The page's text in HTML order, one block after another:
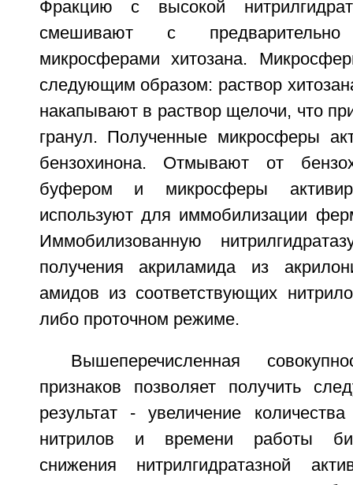
Фракцию с высокой
смешивают с предварительно
микросферами хитозана.
следующим образом: раствор
накапывают в раствор щелочи, что
гранул. Полученные микросферы
бензохинона. Отмывают от
буфером и микросферы
используют для иммобилизации
Иммобилизованную
получения акриламида из
амидов из соответствующих
либо проточном режиме.
Вышеперечисленная
признаков позволяет получить
результат - увеличение
нитрилов и времени работы
снижения нитрилгидратазной